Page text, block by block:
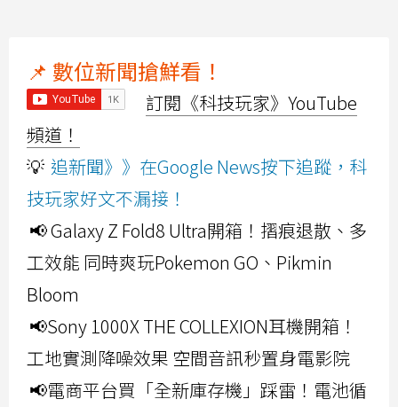
📌 數位新聞搶鮮看！
訂閱《科技玩家》YouTube
頻道！
💡 追新聞》》在Google News按下追蹤，科
技玩家好文不漏接！
📢 Galaxy Z Fold8 Ultra開箱！摺痕退散、多
工效能 同時爽玩Pokemon GO、Pikmin
Bloom
📢Sony 1000X THE COLLEXION耳機開箱！
工地實測降噪效果 空間音訊秒置身電影院
📢電商平台買「全新庫存機」踩雷！電池循